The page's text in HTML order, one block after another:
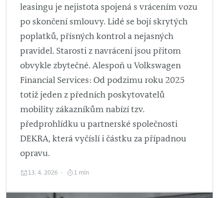
leasingu je nejistota spojená s vrácením vozu
po skončení smlouvy. Lidé se bojí skrytých
poplatků, přísných kontrol a nejasných
pravidel. Starosti z navrácení jsou přitom
obvykle zbytečné. Alespoň u Volkswagen
Financial Services: Od podzimu roku 2025
totiž jeden z předních poskytovatelů
mobility zákazníkům nabízí tzv.
předprohlídku u partnerské společnosti
DEKRA, která vyčíslí i částku za případnou
opravu.
13. 4. 2026 1 min